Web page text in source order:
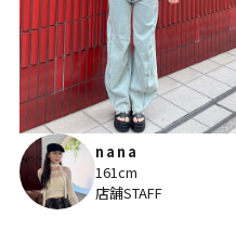
nana
161cm
店舗STAFF